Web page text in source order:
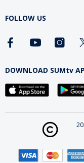
FOLLOW US
DOWNLOAD SUMtv